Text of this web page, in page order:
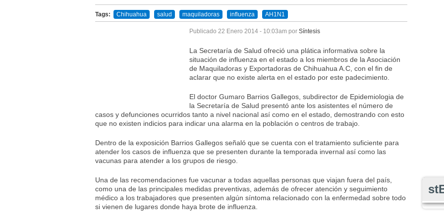
Tags: Chihuahua salud maquiladoras influenza AH1N1
Publicado 22 Enero 2014 - 10:03am por Síntesis
La Secretaría de Salud ofreció una plática informativa sobre la
situación de influenza en el estado a los miembros de la Asociación
de Maquiladoras y Exportadoras de Chihuahua A.C, con el fin de
aclarar que no existe alerta en el estado por este padecimiento.
El doctor Gumaro Barrios Gallegos, subdirector de Epidemiologia de
la Secretaría de Salud presentó ante los asistentes el número de
casos y defunciones ocurridos tanto a nivel nacional así como en el estado, demostrando con esto
que no existen indicios para indicar una alarma en la población o centros de trabajo.
Dentro de la exposición Barrios Gallegos señaló que se cuenta con el tratamiento suficiente para
atender los casos de influenza que se presenten durante la temporada invernal así como las
vacunas para atender a los grupos de riesgo.
Una de las recomendaciones fue vacunar a todas aquellas personas que viajan fuera del país,
como una de las principales medidas preventivas, además de ofrecer atención y seguimiento
médico a los trabajadores que presenten algún síntoma relacionado con la enfermedad sobre todo
si vienen de lugares donde haya brote de influenza.